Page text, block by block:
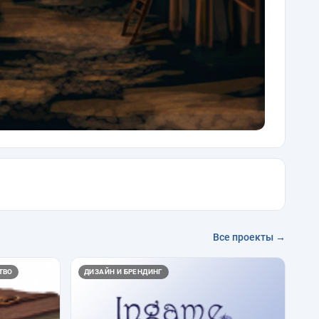
Все проекты →
ДИЗАЙН И БРЕНДИНГ